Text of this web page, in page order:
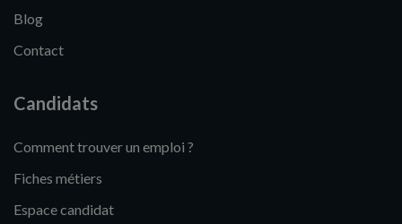
Blog
Contact
Candidats
Comment trouver un emploi ?
Fiches métiers
Espace candidat